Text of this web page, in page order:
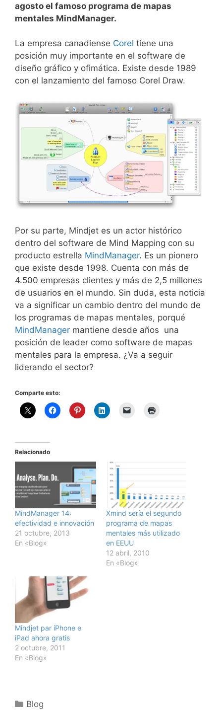
agosto el famoso programa de mapas
mentales MindManager.
La empresa canadiense Corel tiene una
posición muy importante en el software de
diseño gráfico y ofimática. Existe desde 1989
con el lanzamiento del famoso Corel Draw.
Por su parte, Mindjet es un actor histórico
dentro del software de Mind Mapping con su
producto estrella MindManager. Es un pionero
que existe desde 1998. Cuenta con más de
4.500 empresas clientes y más de 2,5 millones
de usuarios en el mundo. Sin duda, esta noticia
va a significar un cambio dentro del mundo de
los programas de mapas mentales, porqué
MindManager mantiene desde años una
posición de leader como software de mapas
mentales para la empresa. ¿Va a seguir
liderando el sector?
Comparte esto:
Relacionado
MindManager 14:
efectividad e innovación
21 octubre, 2013
En «Blog»
Xmind sería el segundo
programa de mapas
mentales más utilizado
en EEUU
12 abril, 2010
En «Blog»
Mindjet par iPhone e
iPad ahora gratis
2 octubre, 2011
En «Blog»
Categorías
Blog